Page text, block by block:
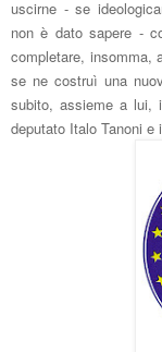
uscirne - se
non è dato sapere -
completare, insomma,
se ne costruì una
subito, assieme a lui,
deputato Italo Tanoni